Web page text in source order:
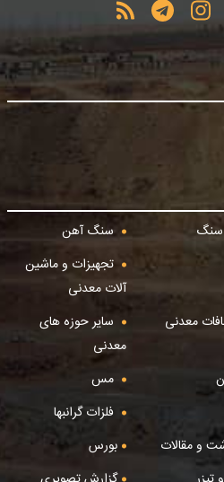
سنگ
سنگ آهن
تجهیزات و ماشین
آلات معدنی
معدنی
سایر حوزه های
معدنی
مس
فلزات گرانبها
و مقالات
بورس